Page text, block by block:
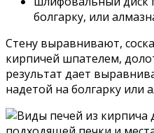
болгарку, или
Стену выравнивают,
кирпичей шпателем,
результат дает
надетой на болгарку или